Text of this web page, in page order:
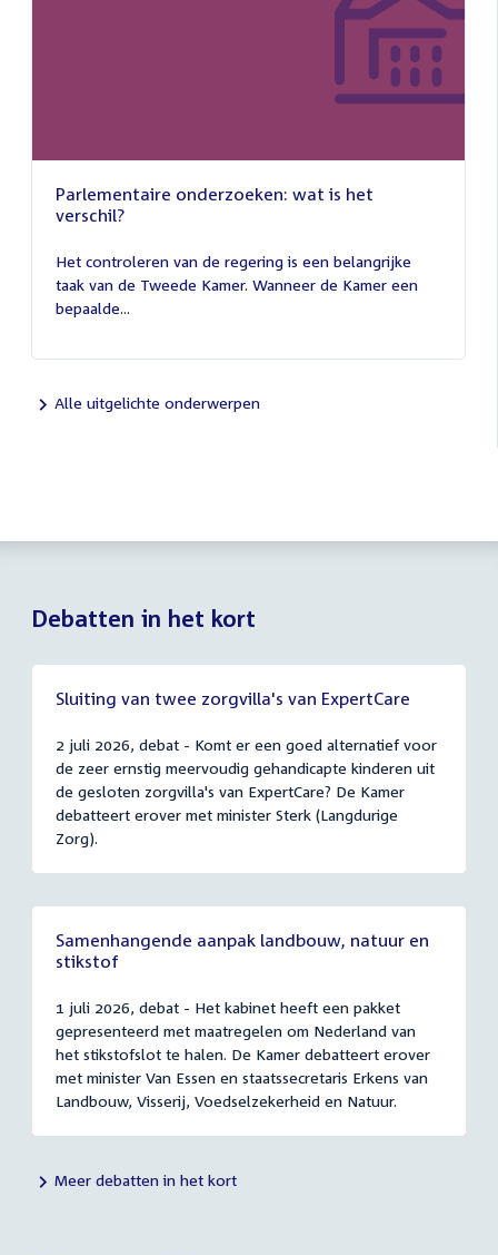
Parlementaire onderzoeken: wat is het
verschil?
juli
2026
Het controleren van de regering is een belangrijke
taak van de Tweede Kamer. Wanneer de Kamer een
bepaalde...
Alle uitgelichte onderwerpen
Debatten in het kort
Sluiting van twee zorgvilla's van ExpertCare
2 juli 2026, debat - Komt er een goed alternatief voor
de zeer ernstig meervoudig gehandicapte kinderen uit
de gesloten zorgvilla's van ExpertCare? De Kamer
debatteert erover met minister Sterk (Langdurige
Zorg).
Samenhangende aanpak landbouw, natuur en
stikstof
1 juli 2026, debat - Het kabinet heeft een pakket
gepresenteerd met maatregelen om Nederland van
het stikstofslot te halen. De Kamer debatteert erover
met minister Van Essen en staatssecretaris Erkens van
Landbouw, Visserij, Voedselzekerheid en Natuur.
Meer debatten in het kort